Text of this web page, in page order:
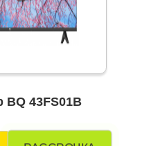
BQ 43FS01B